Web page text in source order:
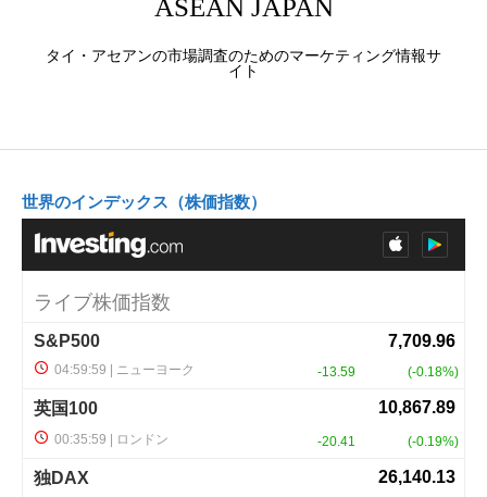
ASEAN JAPAN
タイ・アセアンの市場調査のためのマーケティング情報サ
イト
世界のインデックス（株価指数）